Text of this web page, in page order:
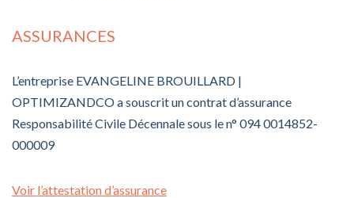
ASSURANCES
L’entreprise EVANGELINE BROUILLARD |
OPTIMIZANDCO a souscrit un contrat d’assurance
Responsabilité Civile Décennale sous le n° 094 0014852-
000009
Voir l’attestation d’assurance